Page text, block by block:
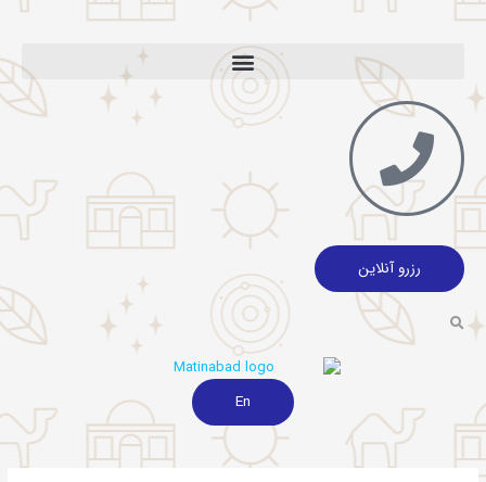
رزرو آنلاین
En